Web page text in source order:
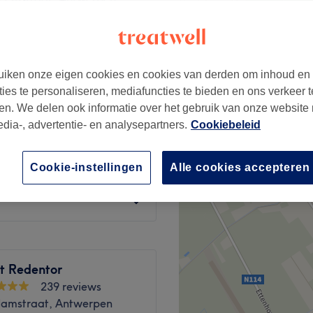
€47
€40
€45
Redentor
239 reviews
Antwerpen
onze eigen cookies en cookies van derden om inhoud en
te personaliseren, mediafuncties te bieden en ons verkeer
We delen ook informatie over het gebruik van onze website
, advertentie- en analysepartners. Cookiebeleid
Alle cookies accepteren
Cookie-instellingen